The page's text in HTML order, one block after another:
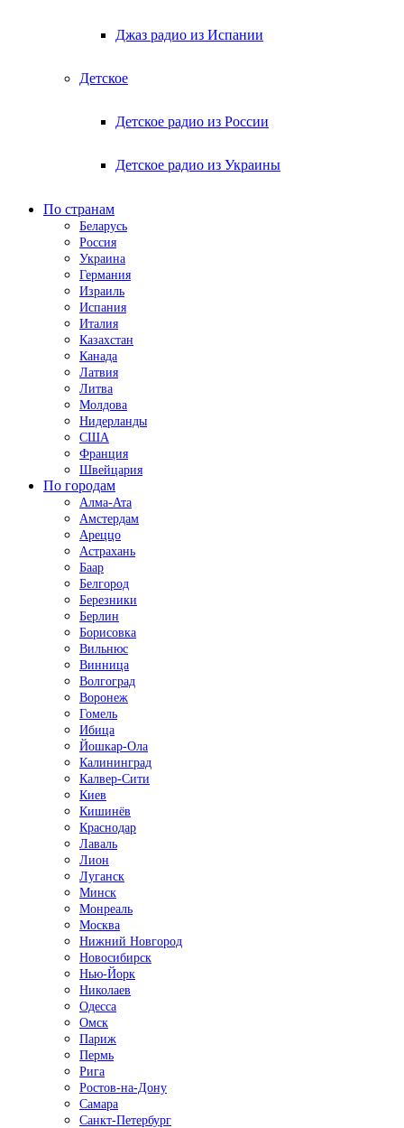
Джаз радио из Испании
Детское
Детское радио из России
Детское радио из Украины
По странам
Беларусь
Россия
Украина
Германия
Израиль
Испания
Италия
Казахстан
Канада
Латвия
Литва
Молдова
Нидерланды
США
Франция
Швейцария
По городам
Алма-Ата
Амстердам
Ареццо
Астрахань
Баар
Белгород
Березники
Берлин
Борисовка
Вильнюс
Винница
Волгоград
Воронеж
Гомель
Ибица
Йошкар-Ола
Калининград
Калвер-Сити
Киев
Кишинёв
Краснодар
Лаваль
Лион
Луганск
Минск
Монреаль
Москва
Нижний Новгород
Новосибирск
Нью-Йорк
Николаев
Одесса
Омск
Париж
Пермь
Рига
Ростов-на-Дону
Самара
Санкт-Петербург